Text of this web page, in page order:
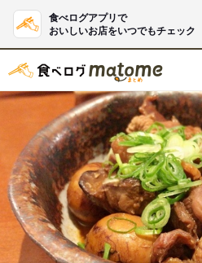
食べログアプリで
おいしいお店をいつでもチェック